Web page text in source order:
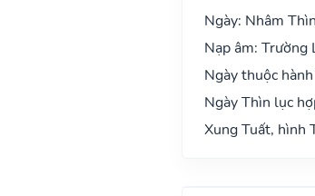
Ngày: Nhâm
Nạp âm: Trường
Ngày thuộc
Ngày Thìn lục
Xung Tuất, hình